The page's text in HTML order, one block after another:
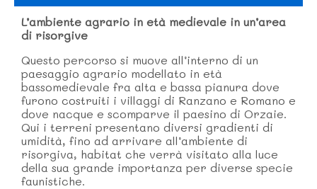
L’ambiente agrario in età medievale in un’area
di risorgive
Questo percorso si muove all’interno di un
paesaggio agrario modellato in età
bassomedievale fra alta e bassa pianura dove
furono costruiti i villaggi di Ranzano e Romano e
dove nacque e scomparve il paesino di Orzaie.
Qui i terreni presentano diversi gradienti di
umidità, fino ad arrivare all’ambiente di
risorgiva, habitat che verrà visitato alla luce
della sua grande importanza per diverse specie
faunistiche.